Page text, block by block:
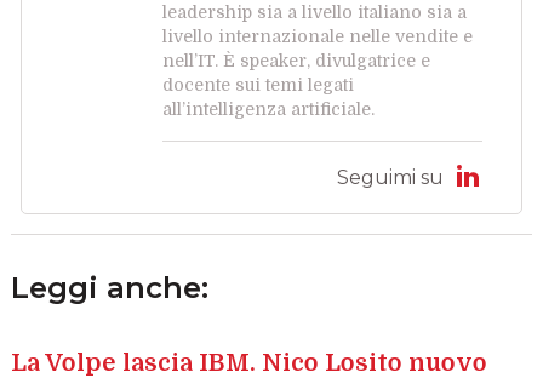
leadership sia a livello italiano sia a
livello internazionale nelle vendite e
nell’IT. È speaker, divulgatrice e
docente sui temi legati
all’intelligenza artificiale.
Seguimi su
Leggi anche:
La Volpe lascia IBM. Nico Losito nuovo